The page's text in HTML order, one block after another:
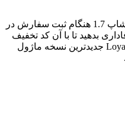
با ماژول امتیاز وفاداری برای پرستاشاپ 1.7 هنگام ثبت سفارش در
بدهید تا با آن کد تخفیف
بگیرند! Loyalty Points for PS 1.7 Module جدیدترین نسخه ماژول